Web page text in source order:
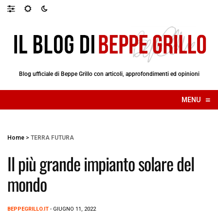
Blog ufficiale di Beppe Grillo con articoli, approfondimenti ed opinioni
MENU ≡
☰
Home > TERRA FUTURA
Il più grande impianto solare del
mondo
BEPPEGRILLO.IT - GIUGNO 11, 2022